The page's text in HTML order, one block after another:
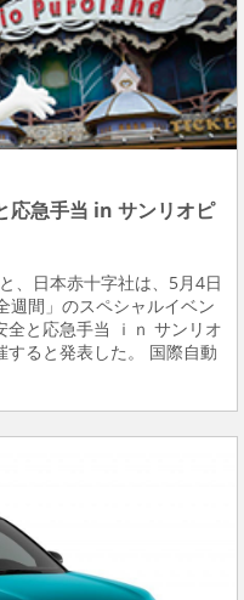
応急手当 in サンリオピ
、日本赤十字社は、5月4日
週間」のスペシャルイベン
全と応急手当 ｉｎ サンリオ
すると発表した。 国際自動